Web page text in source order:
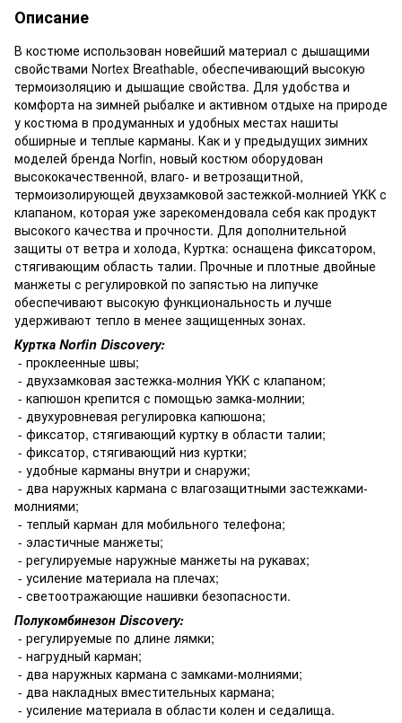
Описание
В костюме использован новейший материал с дышащими
свойствами Nortex Breathable, обеспечивающий высокую
термоизоляцию и дышащие свойства. Для удобства и
комфорта на зимней рыбалке и активном отдыхе на природе
у костюма в продуманных и удобных местах нашиты
обширные и теплые карманы. Как и у предыдущих зимних
моделей бренда Norfin, новый костюм оборудован
высококачественной, влаго- и ветрозащитной,
термоизолирующей двухзамковой застежкой-молнией YKK с
клапаном, которая уже зарекомендовала себя как продукт
высокого качества и прочности. Для дополнительной
защиты от ветра и холода, Куртка: оснащена фиксатором,
стягивающим область талии. Прочные и плотные двойные
манжеты с регулировкой по запястью на липучке
обеспечивают высокую функциональность и лучше
удерживают тепло в менее защищенных зонах.
Куртка Norfin Discovery:
- проклеенные швы;
- двухзамковая застежка-молния YKK с клапаном;
- капюшон крепится с помощью замка-молнии;
- двухуровневая регулировка капюшона;
- фиксатор, стягивающий куртку в области талии;
- фиксатор, стягивающий низ куртки;
- удобные карманы внутри и снаружи;
- два наружных кармана с влагозащитными застежками-
молниями;
- теплый карман для мобильного телефона;
- эластичные манжеты;
- регулируемые наружные манжеты на рукавах;
- усиление материала на плечах;
- светоотражающие нашивки безопасности.
Полукомбинезон Discovery:
- регулируемые по длине лямки;
- нагрудный карман;
- два наружных кармана с замками-молниями;
- два накладных вместительных кармана;
- усиление материала в области колен и седалища.